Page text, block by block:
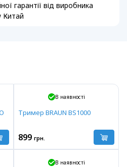
гарантії від виробника
Китай
В наявності
Тример BRAUN BS1000
899 грн.
В наявності